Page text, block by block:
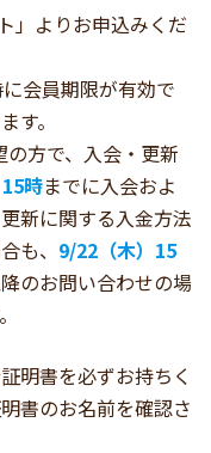
」よりお申込みくだ
会員期限が有効で
す。
方で、入会・更新
時までに入会およ
新に関する入金方法
も、 9/22（木）15
のお問い合わせの場
明書を必ずお持ちく
書のお名前を確認さ